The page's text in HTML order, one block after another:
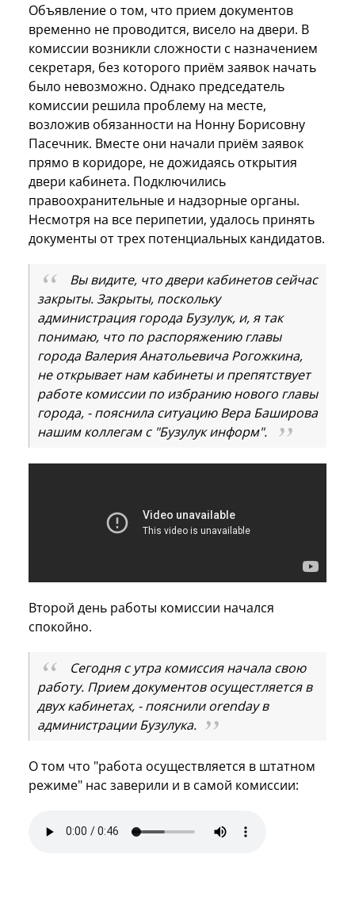
Объявление о том, что прием документов
временно не проводится, висело на двери. В
комиссии возникли сложности с назначением
секретаря, без которого приём заявок начать
было невозможно. Однако председатель
комиссии решила проблему на месте,
возложив обязанности на Нонну Борисовну
Пасечник. Вместе они начали приём заявок
прямо в коридоре, не дожидаясь открытия
двери кабинета. Подключились
правоохранительные и надзорные органы.
Несмотря на все перипетии, удалось принять
документы от трех потенциальных кандидатов.
Вы видите, что двери кабинетов сейчас
закрыты. Закрыты, поскольку
администрация города Бузулук, и, я так
понимаю, что по распоряжению главы
города Валерия Анатольевича Рогожкина,
не открывает нам кабинеты и препятствует
работе комиссии по избранию нового главы
города, - пояснила ситуацию Вера Баширова
нашим коллегам с "Бузулук информ".
Второй день работы комиссии начался
спокойно.
Сегодня с утра комиссия начала свою
работу. Прием документов осущестляется в
двух кабинетах, - пояснили orenday в
администрации Бузулука.
О том что "работа осуществляется в штатном
режиме" нас заверили и в самой комиссии: